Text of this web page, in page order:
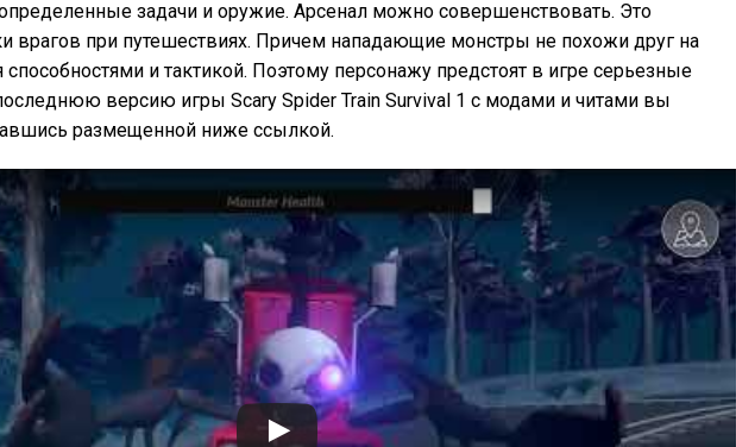
определенные задачи и оружие. Арсенал можно совершенствовать. Это
врагов при путешествиях. Причем нападающие монстры не похожи друг на
способностями и тактикой. Поэтому персонажу предстоят в игре серьезные
версию игры Scary Spider Train Survival 1 с модами и читами вы
размещенной ниже ссылкой.